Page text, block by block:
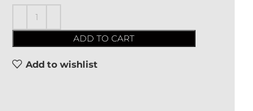
ADD TO CART
Add to wishlist